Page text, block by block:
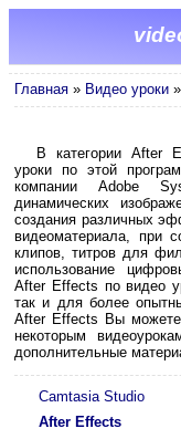
Главная » Видео уроки »
В категории After
уроки по этой
компании Adobe
динамических
создания различных
видеоматериала, при
клипов, титров для
использование
After Effects по видео
так и для более
After Effects Вы можете
некоторым
дополнительные
Camtasia Studio
After Effects